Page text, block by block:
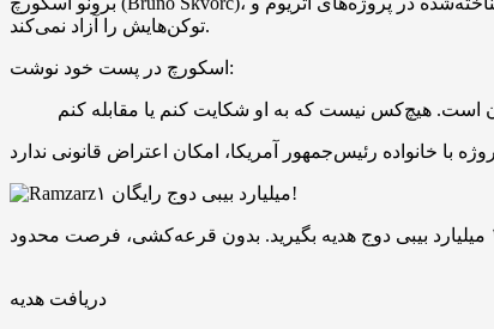
توکن‌هایش را آزاد نمی‌کند.
اسکورچ در پست خود نوشت:
۱ میلیارد بیبی دوج رایگان!
دریافت هدیه